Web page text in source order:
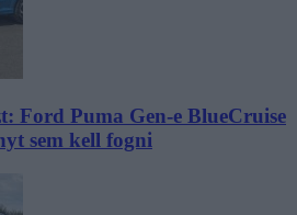
Ford Puma Gen-e BlueCruise
sem kell fogni